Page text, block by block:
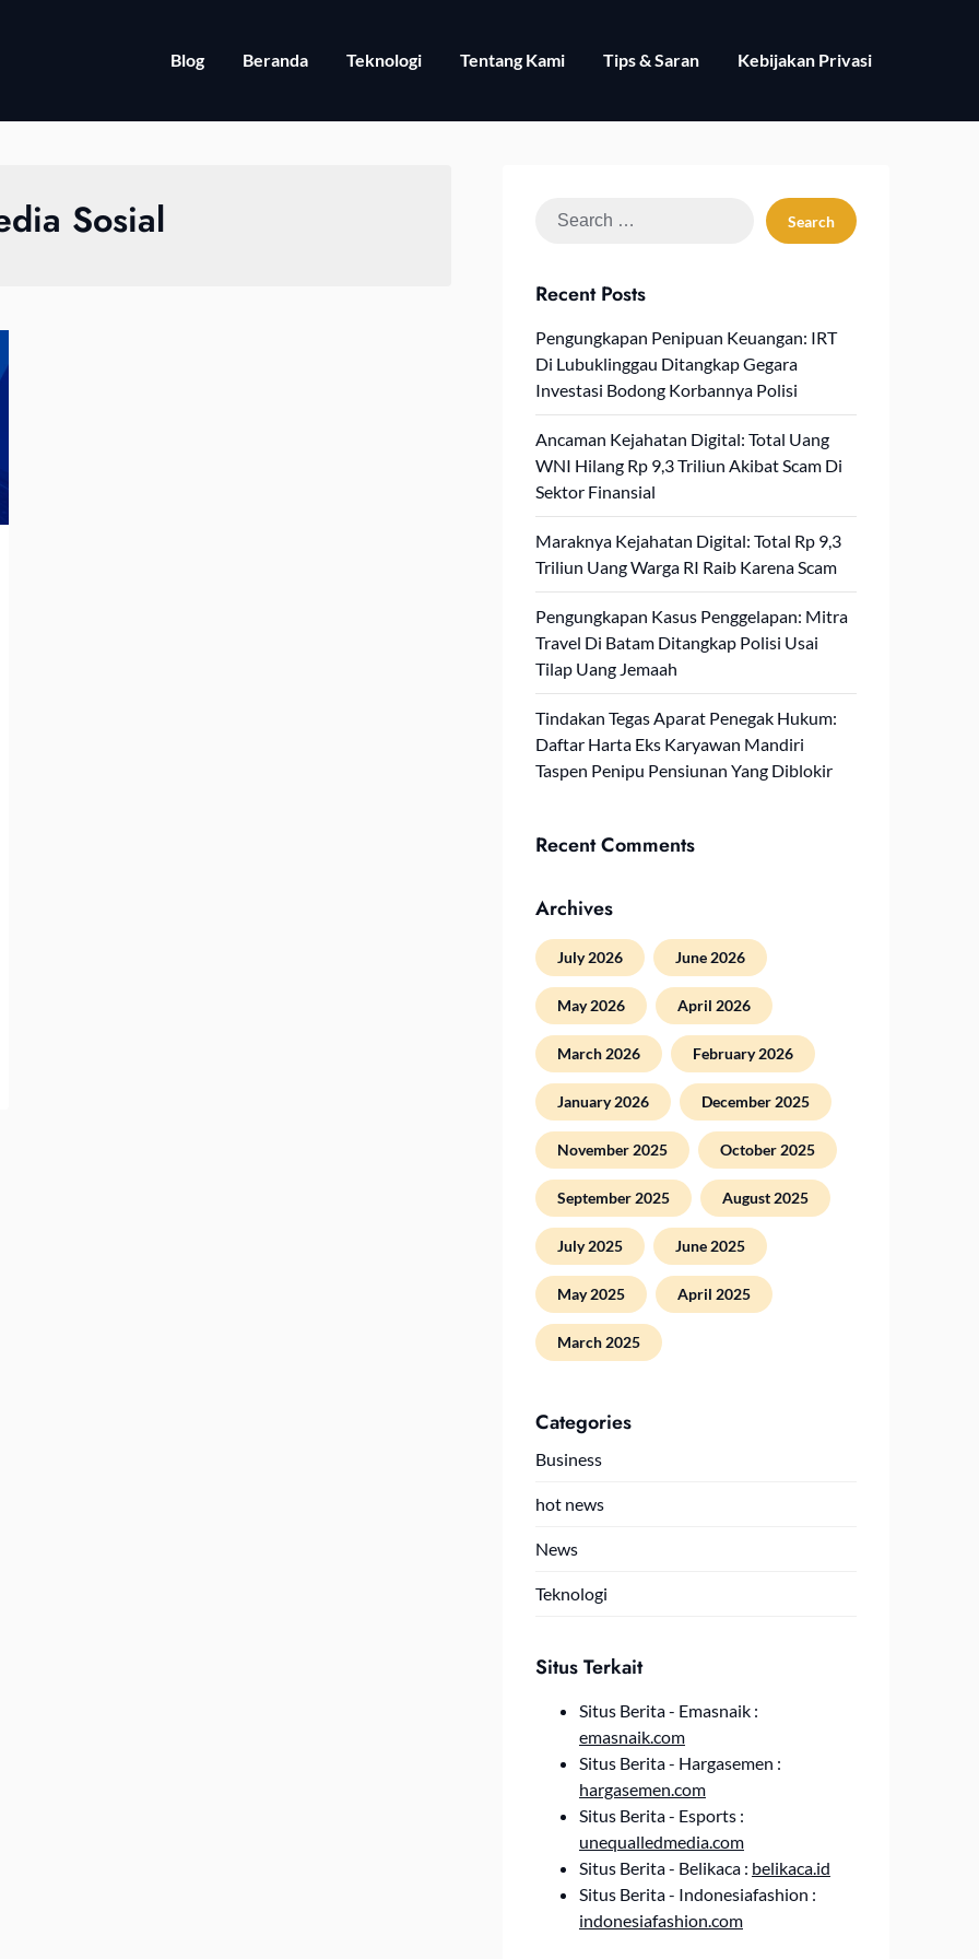
Blog Beranda Teknologi Tentang Kami Tips & Saran Kebijakan Privasi
Sosial
Search
Recent Posts
Pengungkapan Penipuan Keuangan: IRT
Di Lubuklinggau Ditangkap Gegara
Investasi Bodong Korbannya Polisi
Ancaman Kejahatan Digital: Total Uang
WNI Hilang Rp 9,3 Triliun Akibat Scam Di
Sektor Finansial
Maraknya Kejahatan Digital: Total Rp 9,3
Triliun Uang Warga RI Raib Karena Scam
Pengungkapan Kasus Penggelapan: Mitra
Travel Di Batam Ditangkap Polisi Usai
Tilap Uang Jemaah
Tindakan Tegas Aparat Penegak Hukum:
Daftar Harta Eks Karyawan Mandiri
Taspen Penipu Pensiunan Yang Diblokir
Recent Comments
Archives
July 2026 June 2026
May 2026 April 2026
March 2026 February 2026
January 2026 December 2025
November 2025 October 2025
September 2025 August 2025
July 2025 June 2025
May 2025 April 2025
March 2025
Categories
Business
hot news
News
Teknologi
Situs Terkait
Situs Berita - Emasnaik :
emasnaik.com
Situs Berita - Hargasemen :
hargasemen.com
Situs Berita - Esports :
unequalledmedia.com
Situs Berita - Belikaca : belikaca.id
Situs Berita - Indonesiafashion :
indonesiafashion.com